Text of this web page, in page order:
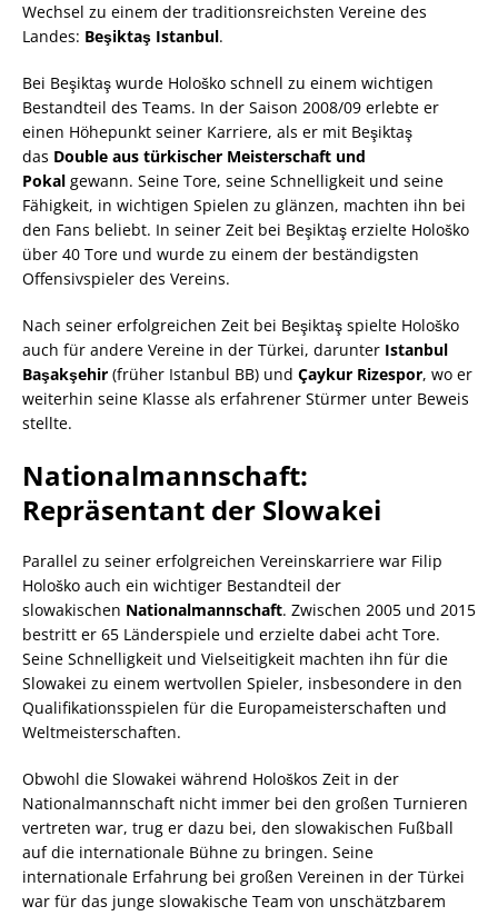
Wechsel zu einem der traditionsreichsten Vereine des
Landes: Beşiktaş Istanbul.
Bei Beşiktaş wurde Hološko schnell zu einem wichtigen
Bestandteil des Teams. In der Saison 2008/09 erlebte er
einen Höhepunkt seiner Karriere, als er mit Beşiktaş
das Double aus türkischer Meisterschaft und
Pokal gewann. Seine Tore, seine Schnelligkeit und seine
Fähigkeit, in wichtigen Spielen zu glänzen, machten ihn bei
den Fans beliebt. In seiner Zeit bei Beşiktaş erzielte Hološko
über 40 Tore und wurde zu einem der beständigsten
Offensivspieler des Vereins.
Nach seiner erfolgreichen Zeit bei Beşiktaş spielte Hološko
auch für andere Vereine in der Türkei, darunter Istanbul
Başakşehir (früher Istanbul BB) und Çaykur Rizespor, wo er
weiterhin seine Klasse als erfahrener Stürmer unter Beweis
stellte.
Nationalmannschaft:
Repräsentant der Slowakei
Parallel zu seiner erfolgreichen Vereinskarriere war Filip
Hološko auch ein wichtiger Bestandteil der
slowakischen Nationalmannschaft. Zwischen 2005 und 2015
bestritt er 65 Länderspiele und erzielte dabei acht Tore.
Seine Schnelligkeit und Vielseitigkeit machten ihn für die
Slowakei zu einem wertvollen Spieler, insbesondere in den
Qualifikationsspielen für die Europameisterschaften und
Weltmeisterschaften.
Obwohl die Slowakei während Hološkos Zeit in der
Nationalmannschaft nicht immer bei den großen Turnieren
vertreten war, trug er dazu bei, den slowakischen Fußball
auf die internationale Bühne zu bringen. Seine
internationale Erfahrung bei großen Vereinen in der Türkei
war für das junge slowakische Team von unschätzbarem